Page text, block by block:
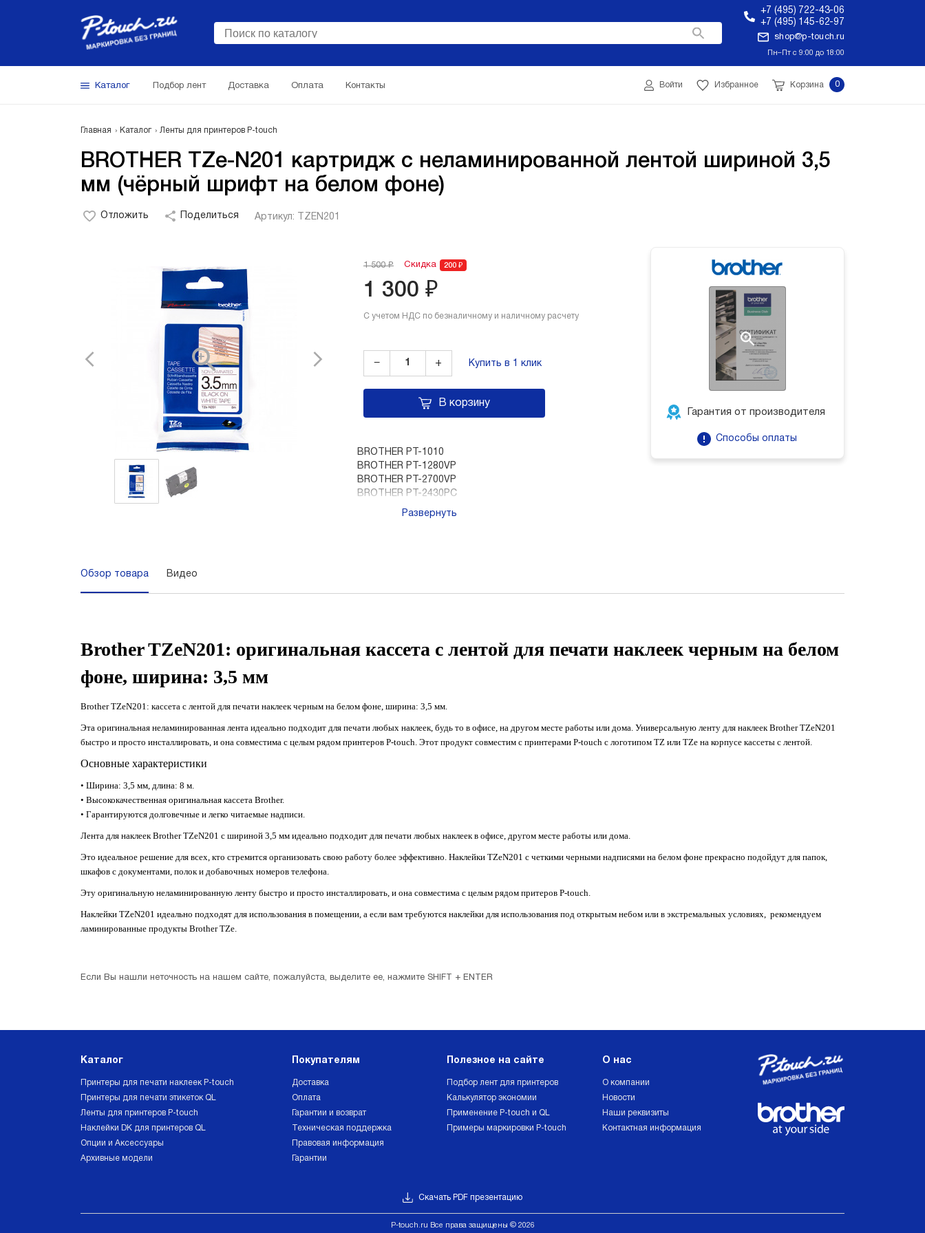
+7 (495) 722-43-06
+7 (495) 145-62-97
shop@p-touch.ru
Пн–Пт с 9:00 до 18:00
Каталог Подбор лент Доставка Оплата Контакты Войти Избранное Корзина 0
Главная Каталог Ленты для принтеров P-touch
BROTHER TZe-N201 картридж с неламинированной лентой шириной 3,5
мм (чёрный шрифт на белом фоне)
Отложить Поделиться Артикул: TZEN201
1 500 ₽ Скидка 200 ₽
1 300 ₽
С учетом НДС по безналичному и наличному расчету
− + Купить в 1 клик
В корзину
BROTHER PT-1010
BROTHER PT-1280VP
BROTHER PT-2700VP
BROTHER PT-2430PC
BROTHER PT-9700PC
Артикул BROTHER: TZe-N201
Развернуть
Гарантия от производителя
Способы оплаты
Обзор товара Видео
Brother TZeN201: оригинальная кассета с лентой для печати наклеек черным на белом
фоне, ширина: 3,5 мм
Brother TZeN201: кассета с лентой для печати наклеек черным на белом фоне, ширина: 3,5 мм.
Эта оригинальная неламинированная лента идеально подходит для печати любых наклеек, будь то в офисе, на другом месте работы или дома. Универсальную ленту для наклеек Brother TZeN201
быстро и просто инсталлировать, и она совместима с целым рядом принтеров P-touch. Этот продукт совместим с принтерами P-touch с логотипом TZ или TZe на корпусе кассеты с лентой.
Основные характеристики
• Ширина: 3,5 мм, длина: 8 м.
• Высококачественная оригинальная кассета Brother.
• Гарантируются долговечные и легко читаемые надписи.
Лента для наклеек Brother TZeN201 с шириной 3,5 мм идеально подходит для печати любых наклеек в офисе, другом месте работы или дома.
Это идеальное решение для всех, кто стремится организовать свою работу более эффективно. Наклейки TZeN201 с четкими черными надписями на белом фоне прекрасно подойдут для папок,
шкафов с документами, полок и добавочных номеров телефона.
Эту оригинальную неламинированную ленту быстро и просто инсталлировать, и она совместима с целым рядом притеров P-touch.
Наклейки TZeN201 идеально подходят для использования в помещении, а если вам требуются наклейки для использования под открытым небом или в экстремальных условиях, рекомендуем
ламинированные продукты Brother TZe.
Если Вы нашли неточность на нашем сайте, пожалуйста, выделите ее, нажмите SHIFT + ENTER
Каталог
Принтеры для печати наклеек P-touch
Принтеры для печати этикеток QL
Ленты для принтеров P-touch
Наклейки DK для принтеров QL
Опции и Аксессуары
Архивные модели
Покупателям
Доставка
Оплата
Гарантии и возврат
Техническая поддержка
Правовая информация
Гарантии
Полезное на сайте
Подбор лент для принтеров
Калькулятор экономии
Применение P-touch и QL
Примеры маркировки P-touch
О нас
О компании
Новости
Наши реквизиты
Контактная информация
Скачать PDF презентацию
Р-touch.ru Все права защищены © 2026